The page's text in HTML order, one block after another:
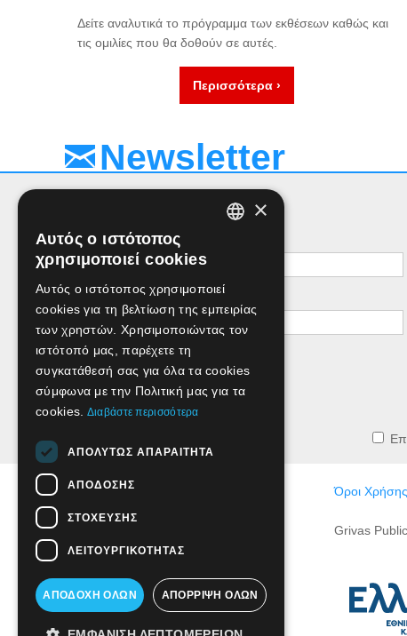
Δείτε αναλυτικά το πρόγραμμα των εκθέσεων καθώς και
τις ομιλίες που θα δοθούν σε αυτές.
Περισσότερα ›
Newsletter
Όνομα
Όροι Χρήσης
Grivas
×
Αυτός ο ιστότοπος
χρησιμοποιεί cookies
Αυτός ο ιστότοπος χρησιμοποιεί
cookies για τη βελτίωση της εμπειρίας
των χρηστών. Χρησιμοποιώντας τον
ιστότοπό μας, παρέχετε τη
συγκατάθεσή σας για όλα τα cookies
σύμφωνα με την Πολιτική μας για τα
cookies. Διαβάστε περισσότερα
ΑΠΟΛΎΤΩΣ ΑΠΑΡΑΊΤΗΤΑ
ΑΠΌΔΟΣΗΣ
ΣΤΌΧΕΥΣΗΣ
ΛΕΙΤΟΥΡΓΙΚΌΤΗΤΑΣ
ΑΠΟΔΟΧΉ ΌΛΩΝ ΑΠΌΡΡΙΨΗ ΌΛΩΝ